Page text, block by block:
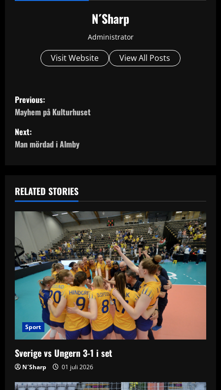
N´Sharp
Administrator
Visit Website View All Posts
P
o
s
a
v
i
g
a
t
o
n
Previous:
Mayhem på Kulturhuset
Next:
Man mördad i Almby
RELATED STORIES
Sport
Sverige vs Ungern 3-1 i set
N´Sharp 01 juli 2026